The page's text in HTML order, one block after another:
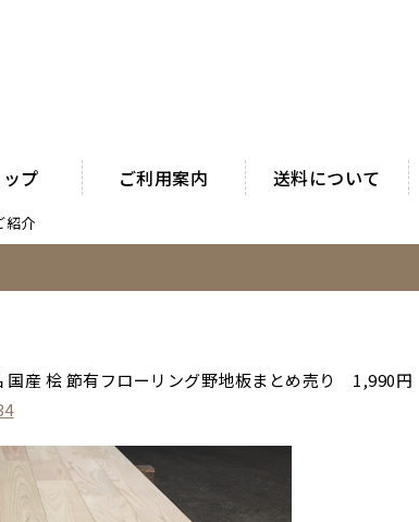
プ ご利用案内 送料について
紹介
産 桧 節有フローリング野地板まとめ売り 1,990円